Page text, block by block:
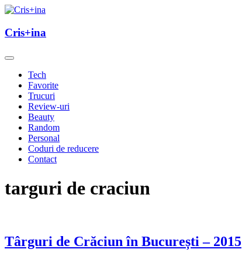
Skip
content
Cris+ina
Cris+ina
Tech
Favorite
Trucuri
Review-uri
Beauty
Random
Personal
Coduri de reducere
Contact
targuri de craciun
Târguri de Crăciun în București – 2015